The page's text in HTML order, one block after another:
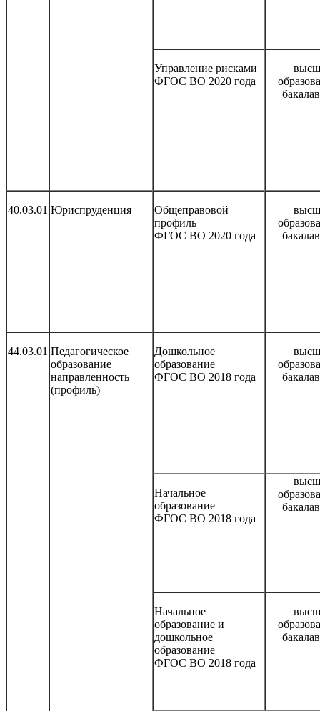
Управление рисками
ФГОС ВО 2020 года
40.03.01 Юриспруденция
Общеправовой
профиль
ФГОС ВО 2020 года
44.03.01 Педагогическое
образование
направленность
(профиль)
Дошкольное
образование
ФГОС ВО 2018 года
Начальное
образование
ФГОС ВО 2018 года
Начальное
образование и
дошкольное
образование
ФГОС ВО 2018 года